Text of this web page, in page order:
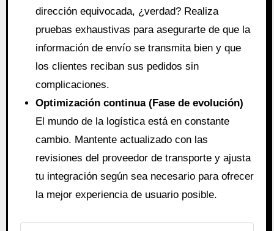
dirección equivocada, ¿verdad? Realiza
pruebas exhaustivas para asegurarte de que la
información de envío se transmita bien y que
los clientes reciban sus pedidos sin
complicaciones.
Optimización continua (Fase de evolución)
El mundo de la logística está en constante
cambio. Mantente actualizado con las
revisiones del proveedor de transporte y ajusta
tu integración según sea necesario para ofrecer
la mejor experiencia de usuario posible.